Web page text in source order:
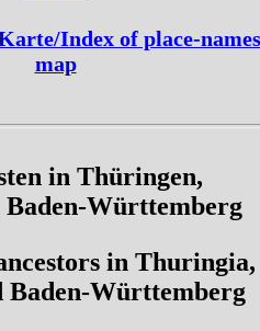
Index of place-
map
in Thüringen,
Baden-Württemberg
in Thuringia,
Baden-Württemberg